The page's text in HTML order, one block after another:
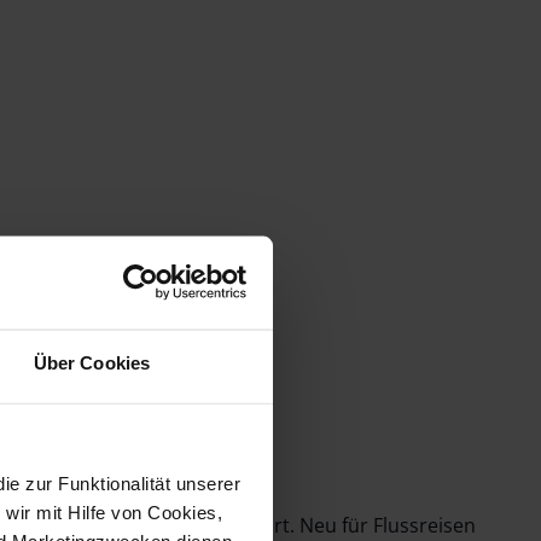
Über Cookies
zur Funktionalität unserer
wir mit Hilfe von Cookies,
auf dem Rhein durchgeführt. Neu für Flussreisen